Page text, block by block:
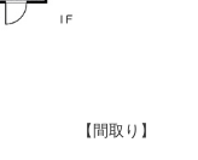
【間取り】